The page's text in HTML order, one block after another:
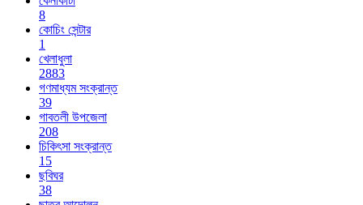
8
কোচিং সেন্টার
1
খেলাধুলা
2883
গণমাধ্যম সংক্রান্ত
39
গাবতলী উপজেলা
208
চিকিৎসা সংক্রান্ত
15
ছবিঘর
38